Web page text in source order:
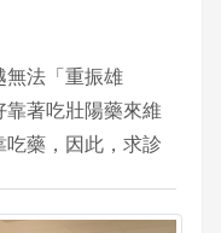
無法「重振雄
靠著吃壯陽藥來維
藥，因此，求診
的指數出現賀爾蒙